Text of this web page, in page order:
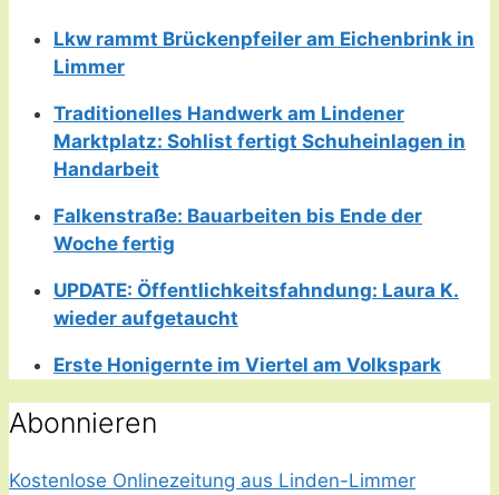
Lkw rammt Brückenpfeiler am Eichenbrink in
Limmer
Traditionelles Handwerk am Lindener
Marktplatz: Sohlist fertigt Schuheinlagen in
Handarbeit
Falkenstraße: Bauarbeiten bis Ende der
Woche fertig
UPDATE: Öffentlichkeitsfahndung: Laura K.
wieder aufgetaucht
Erste Honigernte im Viertel am Volkspark
Abonnieren
Kostenlose Onlinezeitung aus Linden-Limmer